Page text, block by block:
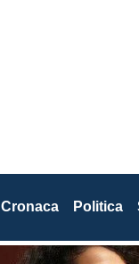
Cronaca Politica